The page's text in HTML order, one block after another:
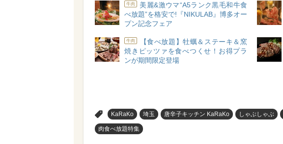
牛肉
美麗&激ウマ“A5ランク黒毛和牛食
べ放題”を格安で!『NIKULAB』博多オー
プン記念フェア
牛肉
【食べ放題】牡蠣＆ステーキ＆窯
焼きピッツァを食べつくせ！お得プラ
ンが期間限定登場
KaRaKo 埼玉 唐辛子キッチン KaRaKo しゃぶしゃぶ
肉食べ放題特集